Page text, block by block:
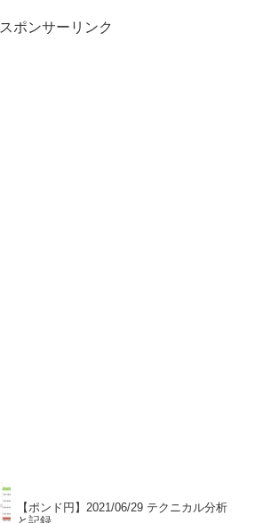
スポンサーリンク
【ポンド円】2021/06/29 テクニカル分析